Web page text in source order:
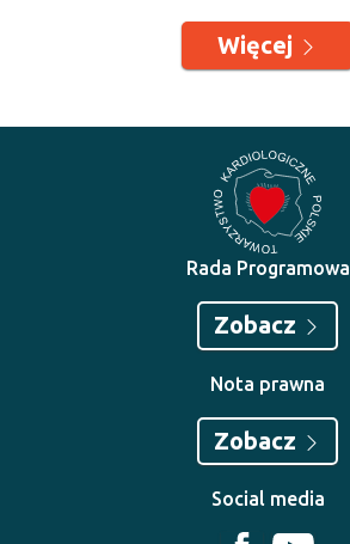
Więcej
Rada Programowa
Zobacz
Nota prawna
Zobacz
Social media